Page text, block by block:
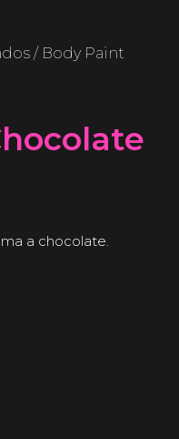
/ Body Paint
a chocolate.